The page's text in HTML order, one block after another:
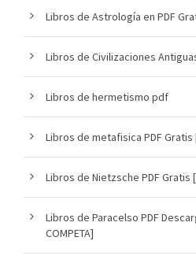
Libros de Astrología en PDF
Libros de Civilizaciones Antiguas
Libros de hermetismo pdf
Libros de metafisica PDF Gratis
Libros de Nietzsche PDF Gratis
Libros de Paracelso PDF
COMPETA]